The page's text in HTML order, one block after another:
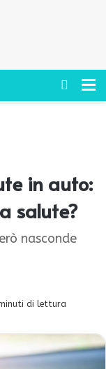
Cerca
in auto:
salute?
nasconde
di lettura